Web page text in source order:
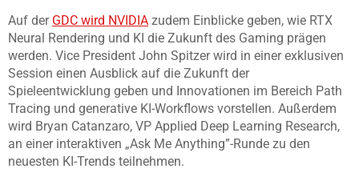
Auf der GDC wird NVIDIA zudem Einblicke geben, wie RTX
Neural Rendering und KI die Zukunft des Gaming prägen
werden. Vice President John Spitzer wird in einer exklusiven
Session einen Ausblick auf die Zukunft der
Spieleentwicklung geben und Innovationen im Bereich Path
Tracing und generative KI-Workflows vorstellen. Außerdem
wird Bryan Catanzaro, VP Applied Deep Learning Research,
an einer interaktiven „Ask Me Anything”-Runde zu den
neuesten KI-Trends teilnehmen.